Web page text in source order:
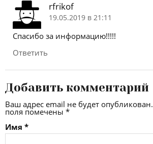
rfrikof
19.05.2019 в 21:11
Спасибо за информацию!!!!!
Ответить
Добавить комментарий
Ваш адрес email не будет опубликован.
поля помечены *
Имя *